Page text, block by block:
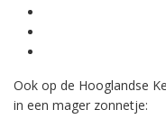
Ook op de Hooglandse
in een mager zonnetje: